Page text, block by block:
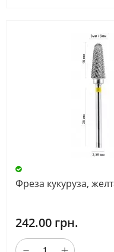
Фреза кукуруза,
242.00 грн.